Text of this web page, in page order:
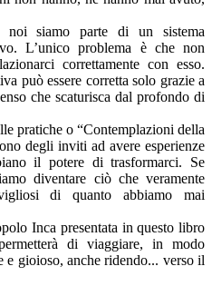
noi siamo parte di un sistema
L’unico problema è che non
correttamente con esso.
può essere corretta solo grazie a
che scaturisca dal profondo di
pratiche o “Contemplazioni della
degli inviti ad avere esperienze
il potere di trasformarci. Se
diventare ciò che veramente
di quanto abbiamo mai
Inca presentata in questo libro
di viaggiare, in modo
e gioioso, anche ridendo... verso il